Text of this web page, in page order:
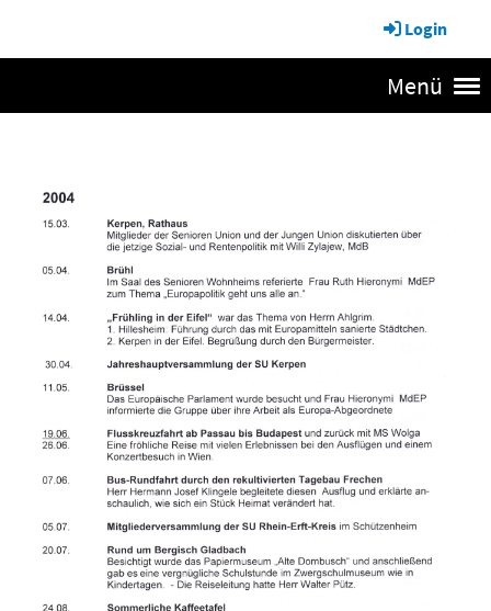
Login
Menü